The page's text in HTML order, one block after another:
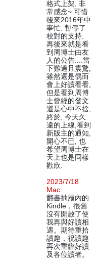
格式上架, 非
常感念~ 可惜
後來2016年中
事忙, 暫停了
校對的支持,
再後來就是看
到周博士由友
人的公告....當
下難過且震驚,
雖然還是偶而
會上好讀看看,
但是看到周博
士曾經的發文
還是心中不捨,
終於, 今天久
違的上線,看到
新版主的通知,
開心不已, 也
希望周博士在
天上也是同樣
歡欣.
2023/7/18
Mac
翻書抽屜內的
Kindle，很舊
沒有開啟了使
我再與好讀相
遇。期待重拾
讀趣，祝讀趣
再次重臨好讀
及各位讀者。